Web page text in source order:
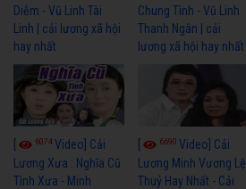
Diễm - Vũ Linh Tài
Linh | cải lương xã hội
hay nhất
Chung Tình - Vũ Linh
Thanh Ngân | cải
lương xã hội hay nhất
6074Video] Cải
Lương Xưa : Nghĩa Cũ
Tình Xưa - Minh
6690Video] Cải
Lương Minh Vương Lệ
Thuỷ Hay Nhất - Cải